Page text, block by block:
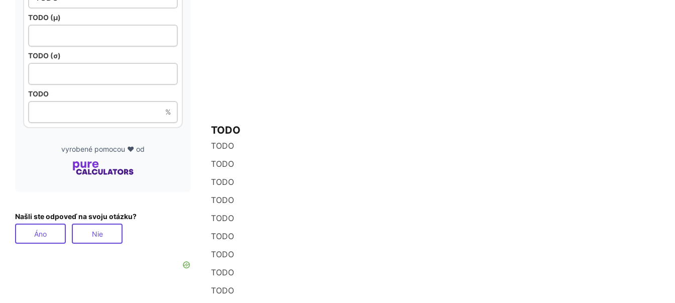
TODO (μ)
TODO (σ)
TODO
%
vyrobené pomocou ❤️ od
Našli ste odpoveď na svoju otázku?
Áno Nie
TODO
TODO
TODO
TODO
TODO
TODO
TODO
TODO
TODO
TODO